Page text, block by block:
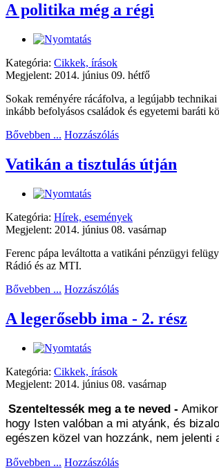
A politika még a régi
Kategória: Cikkek, írások
Megjelent: 2014. június 09. hétfő
Sokak reményére rácáfolva, a legújabb
inkább befolyásos családok és egyetemi baráti
Bővebben ... Hozzászólás
Vatikán a tisztulás útján
Kategória: Hírek, események
Megjelent: 2014. június 08. vasárnap
Ferenc pápa leváltotta a vatikáni pénzügyi
Rádió és az MTI.
Bővebben ... Hozzászólás
A legerősebb ima - 2. rész
Kategória: Cikkek, írások
Megjelent: 2014. június 08. vasárnap
Szenteltessék meg a te neved -
hogy Isten valóban a mi atyánk, és
egészen közel van hozzánk, nem jelenti
Bővebben ... Hozzászólás